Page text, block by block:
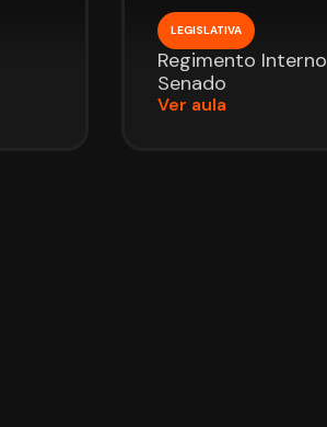
LEGISLATIVA
Regimento Interno
Senado
Ver aula